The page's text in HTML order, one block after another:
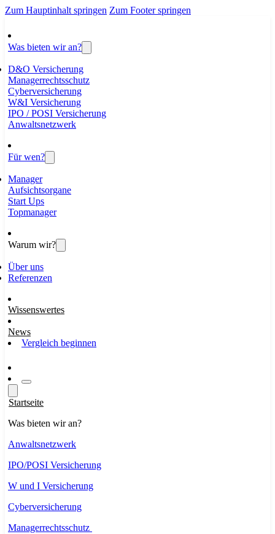
Zum Hauptinhalt springen Zum Footer springen
Was bieten wir an?
D&O Versicherung
Managerrechtsschutz
Cyberversicherung
W&I Versicherung
IPO / POSI Versicherung
Anwaltsnetzwerk
Für wen?
Manager
Aufsichtsorgane
Start Ups
Topmanager
Warum wir?
Über uns
Referenzen
Wissenswertes
News
Vergleich beginnen
Startseite
Was bieten wir an?
Anwaltsnetzwerk
IPO/POSI Versicherung
W und I Versicherung
Cyberversicherung
Managerrechtsschutz